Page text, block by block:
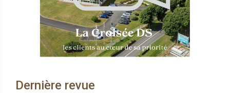
Dernière revue